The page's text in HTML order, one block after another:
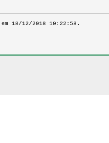
18/12/2018 10:22:58.